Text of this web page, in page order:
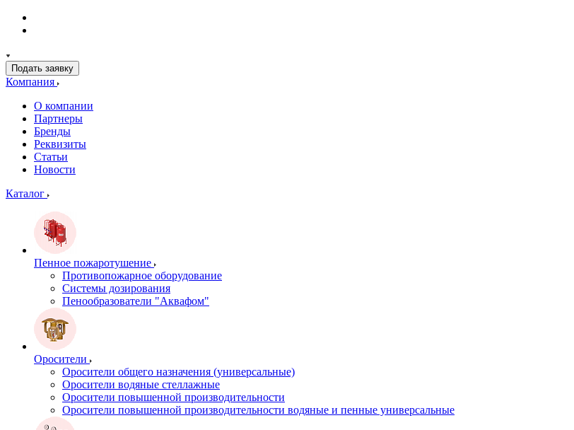
Подать заявку
Компания
О компании
Партнеры
Бренды
Реквизиты
Статьи
Новости
Каталог
Пенное пожаротушение
Противопожарное оборудование
Системы дозирования
Пенообразователи "Аквафом"
Оросители
Оросители oбщего назначения (универсальные)
Оросители водяные стеллажные
Оросители повышенной производительности
Оросители повышенной производительности водяные и пенные универсальные